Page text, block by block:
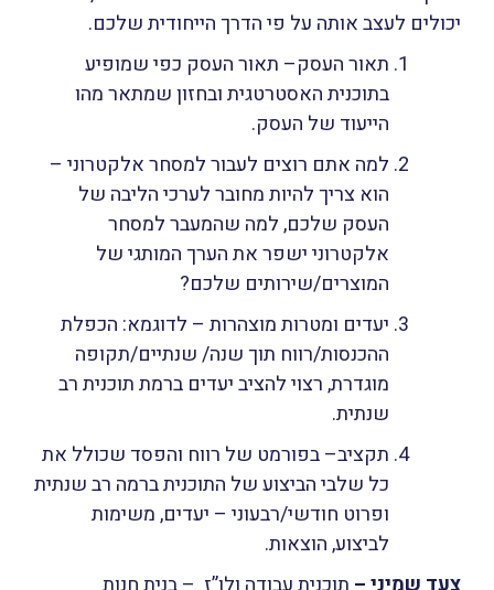
יכולים לעצב אותה על פי הדרך הייחודית שלכם.
תאור העסק– תאור העסק כפי שמופיע
בתוכנית האסטרטגית ובחזון שמתאר מהו
הייעוד של העסק.
למה אתם רוצים לעבור למסחר אלקטרוני –
הוא צריך להיות מחובר לערכי הליבה של
העסק שלכם, למה שהמעבר למסחר
אלקטרוני ישפר את הערך המותגי של
המוצרים/שירותים שלכם?
יעדים ומטרות מוצהרות – לדוגמא: הכפלת
ההכנסות/רווח תוך שנה/ שנתיים/תקופה
מוגדרת, רצוי להציב יעדים ברמת תוכנית רב
שנתית.
תקציב– בפורמט של רווח והפסד שכולל את
כל שלבי הביצוע של התוכנית ברמה רב שנתית
ופרוט חודשי/רבעוני – יעדים, משימות
לביצוע, הוצאות.